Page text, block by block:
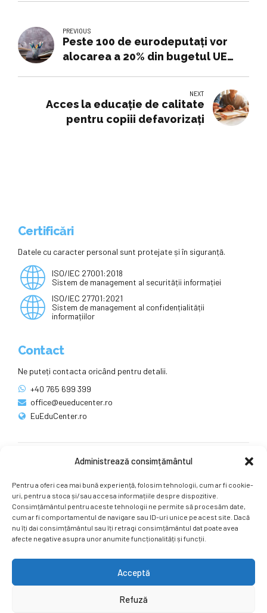
Administrează consimțământul
Pentru a oferi cea mai bună experiență, folosim tehnologii, cum ar fi cookie-
uri, pentru a stoca și/sau accesa informațiile despre dispozitive.
Consimțământul pentru aceste tehnologii ne permite să procesăm date,
cum ar fi comportamentul de navigare sau ID-uri unice pe acest site. Dacă
nu îți dai consimțământul sau îți retragi consimțământul dat poate avea
afecte negative asupra unor anumite funcționalități și funcții.
Acceptă
Refuză
PREVIOUS
Peste 100 de eurodeputaţi vor
alocarea a 20% din bugetul UE
NEXT
Acces la educație de calitate
pentru copiii defavorizați
Certificări
Datele cu caracter personal sunt protejate și în siguranță.
ISO/IEC 27001:2018
Sistem de management al securității informației
ISO/IEC 27701:2021
Sistem de management al confidențialității
informațiilor
Contact
Ne puteți contacta oricând pentru detalii.
+40 765 699 399
office@eueducenter.ro
EuEduCenter.ro
Ne puteți găsi și pe rețelele sociale.